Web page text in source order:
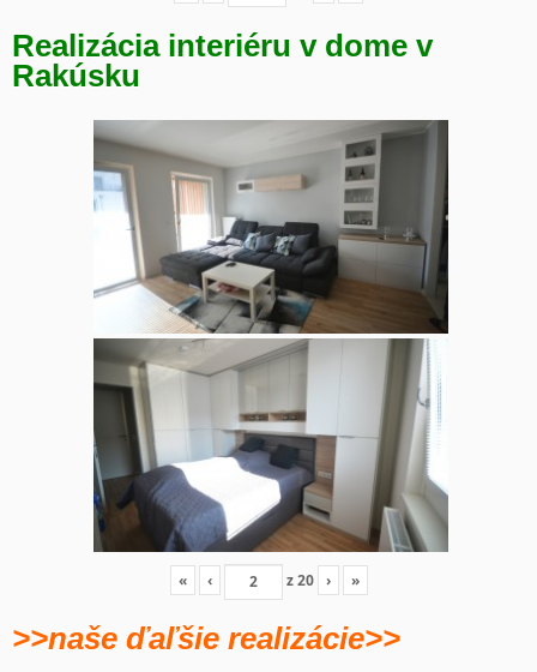
Realizácia interiéru v dome v
Rakúsku
« ‹ z20 › »
>>naše ďaľšie realizácie>>